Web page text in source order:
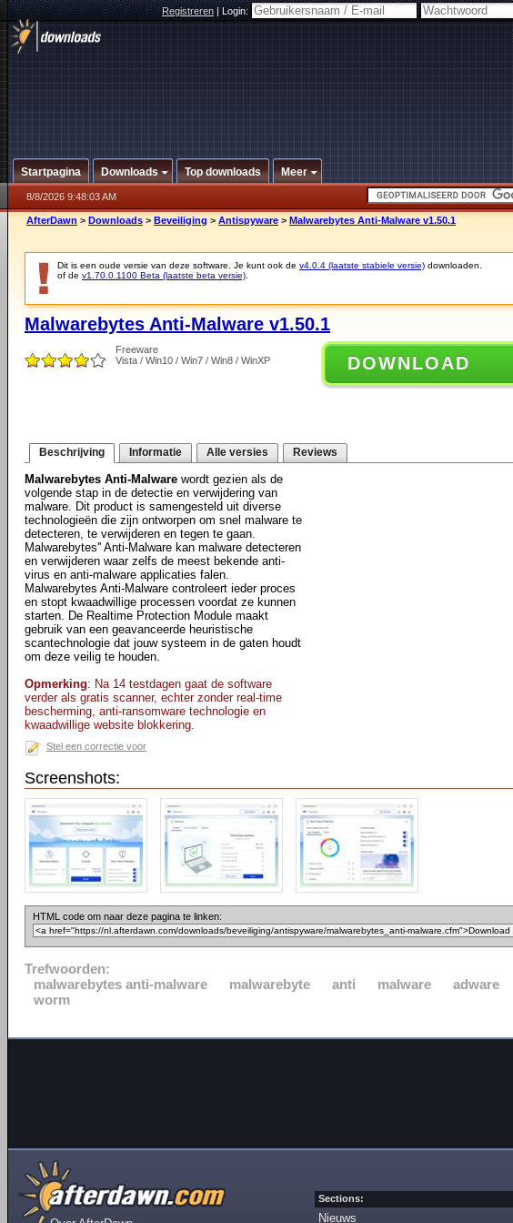
Registreren|Login:
Startpagina Downloads Top downloads Meer
8/8/2026 9:48:03 AM
AfterDawn > Downloads > Beveiliging > Antispyware > Malwarebytes Anti-Malware v1.50.1
Dit is een oude versie van deze software. Je kunt ook de v4.0.4 (laatste stabiele versie) downloaden.
of de v1.70.0.1100 Beta (laatste beta versie)
Malwarebytes Anti-Malware v1.50.1
Freeware
Vista / Win10 / Win7 / Win8 / WinXP
DOWNLOAD
Beschrijving Informatie Alle versies Reviews
Malwarebytes Anti-Malware wordt gezien als de
volgende stap in de detectie en verwijdering van
malware. Dit product is samengesteld uit diverse
technologieën die zijn ontworpen om snel malware te
detecteren, te verwijderen en tegen te gaan.
Malwarebytes'' Anti-Malware kan malware detecteren
en verwijderen waar zelfs de meest bekende anti-
virus en anti-malware applicaties falen.
Malwarebytes Anti-Malware controleert ieder proces
en stopt kwaadwillige processen voordat ze kunnen
starten. De Realtime Protection Module maakt
gebruik van een geavanceerde heuristische
scantechnologie dat jouw systeem in de gaten houdt
om deze veilig te houden.
Opmerking: Na 14 testdagen gaat de software
verder als gratis scanner, echter zonder real-time
bescherming, anti-ransomware technologie en
kwaadwillige website blokkering.
Stel een correctie voor
Screenshots:
HTML code om naar deze pagina te linken:
Trefwoorden:
malwarebytes anti-malware
malwarebyte anti malware adware
worm
Sections:
Nieuws